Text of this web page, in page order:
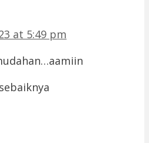
at 5:49 pm